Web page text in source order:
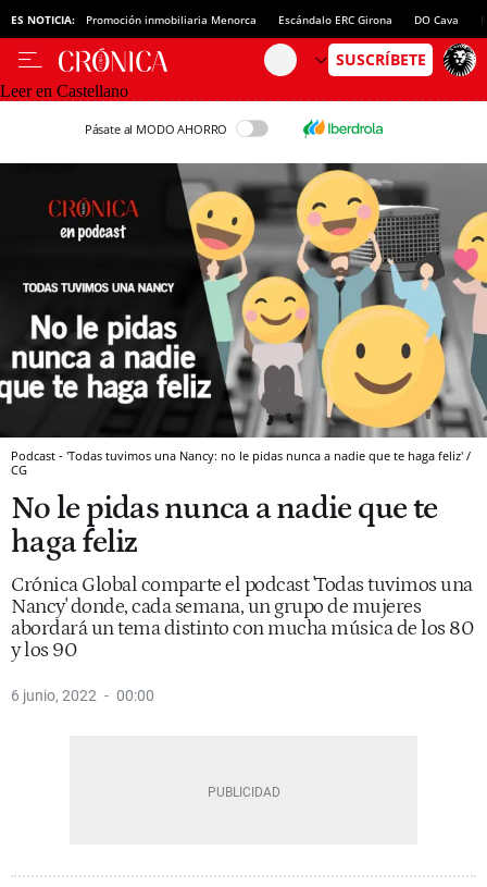
ES NOTICIA: Promoción inmobiliaria Menorca Escándalo ERC Girona DO Cava
Leer en Castellano
Pásate al MODO AHORRO
Podcast - 'Todas tuvimos una Nancy: no le pidas nunca a nadie que te haga feliz' /
CG
No le pidas nunca a nadie que te
haga feliz
Crónica Global comparte el podcast 'Todas tuvimos una
Nancy' donde, cada semana, un grupo de mujeres
abordará un tema distinto con mucha música de los 80
y los 90
6 junio, 2022 00:00